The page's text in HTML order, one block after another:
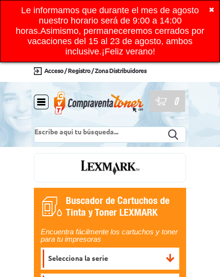
✖
Le informamos que durante el mes de agosto
nuestro horario será de 9:00 a 14:00
horas.Asimismo, permaneceremos cerrados por
vacaciones del 15 al 23 de agosto, ambos
inclusive.¡Feliz verano!
Acceso / Registro / Zona Distribuidores
0
Buscador de Cartuchos de
Tinta y Toner LEXMARK
Encuentra fácilmente los cartuchos y toner
para tu impresoras
Selecciona la serie